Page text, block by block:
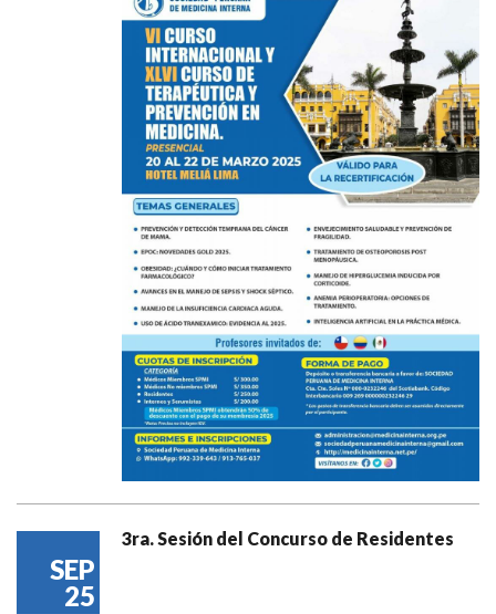
SEP
25
3ra. Sesión del Concurso de Residentes